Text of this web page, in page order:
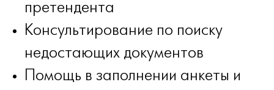
претендента
Консультирование по поиску
недостающих документов
Помощь в заполнении анкеты и